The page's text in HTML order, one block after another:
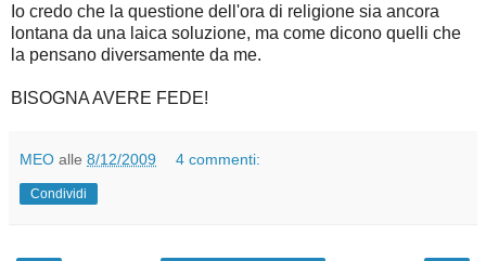
Io credo che la questione dell'ora di religione sia ancora
lontana da una laica soluzione, ma come dicono quelli che
la pensano diversamente da me.
BISOGNA AVERE FEDE!
MEO alle 8/12/2009 4 commenti:
Condividi